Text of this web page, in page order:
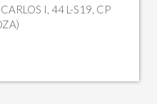
I, 44 L-S19, CP